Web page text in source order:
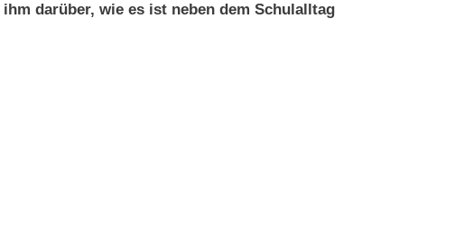
darüber, wie es ist neben dem Schulalltag